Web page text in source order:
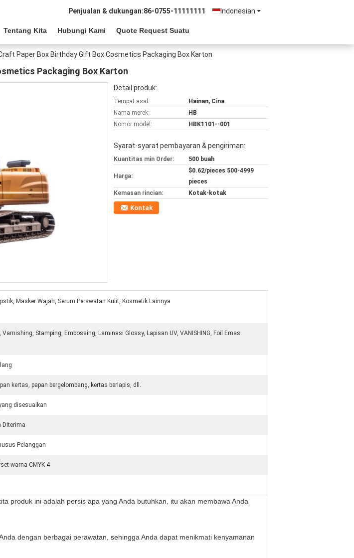
Indonesian
Penjualan & dukungan:86-0755-11111111
Tentang Kita Hubungi Kami Quote Request Suatu
Paper Box Birthday Gift Box Cosmetics Packaging Box Karton
Packaging Box Karton
Detail produk:
Tempat asal:
Hainan, Cina
Nama merek:
HB
Nomor model:
HBK1101--001
Syarat-syarat pembayaran & pengiriman:
Kuantitas min Order: 500 buah
Harga:
$0.62/pieces 500-4999
pieces
Kemasan rincian:
Kotak-kotak
Kontak
Masker Wajah, Serum Perawatan Kulit, Kosmetik Lainnya
Stamping, Embossing, Laminasi Glossy, Lapisan UV, VANISHING, Foil Emas
kertas, papan bergelombang, kertas berlapis, dll.
disesuaikan
Diterima
Pelanggan
warna CMYK 4
produk ini adalah persis apa yang Anda butuhkan, itu akan membawa Anda
dengan berbagai perawatan, sehingga Anda dapat menikmati kenyamanan